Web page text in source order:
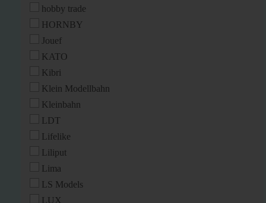
hobby trade
HORNBY
Jouef
KATO
Kibri
Klein Modellbahn
Kleinbahn
LDT
Lifelike
Liliput
Lima
LS Models
LUX